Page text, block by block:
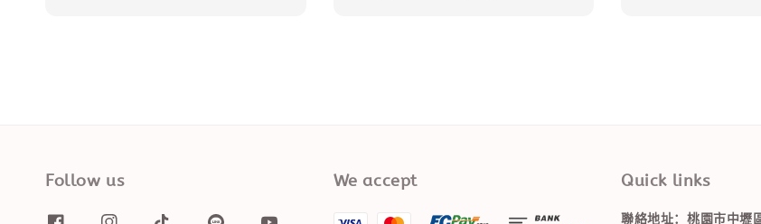
Follow us We accept Quick links
聯絡地址：桃園市中壢